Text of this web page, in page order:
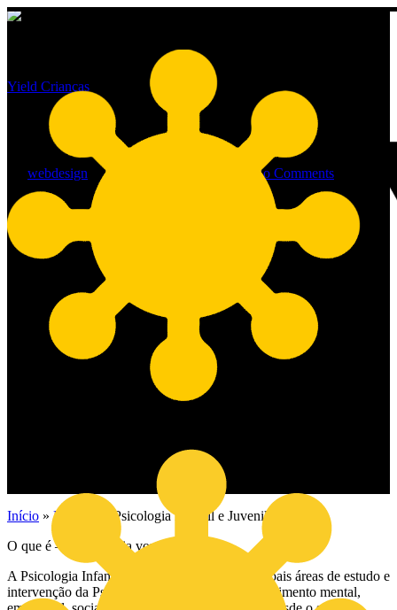
Yield Crianças
Psicologia Infantil e Juvenil
webdesign 15/01/2013 No Comments
Início »Notícias
Psicologia Infantil e Juvenil
O que é – Dr.ª Patrícia von Doellinger
A Psicologia Infantil e Juvenil é uma das principais áreas de estudo e
intervenção da Psicologia. Foca-se no desenvolvimento mental,